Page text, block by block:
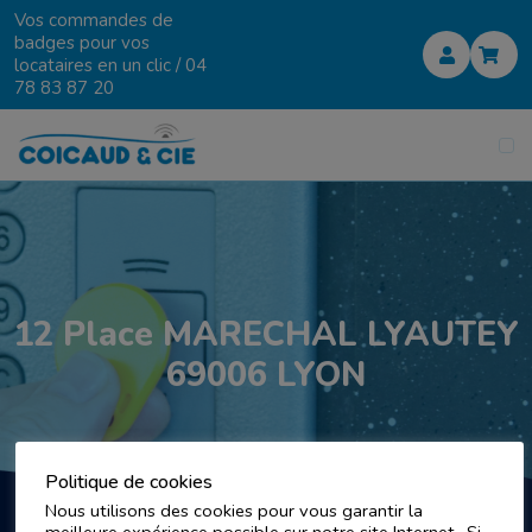
Vos commandes de
badges pour vos
locataires en un clic /04
78 83 87 20
12 Place MARECHAL LYAUTEY
69006 LYON
Politique de cookies
Nous utilisons des cookies pour vous garantir la